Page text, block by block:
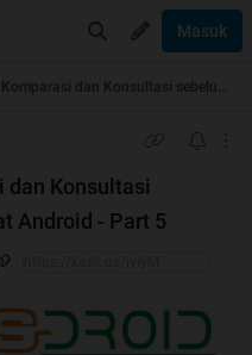
Masuk
dan Konsultasi
Android - Part 5